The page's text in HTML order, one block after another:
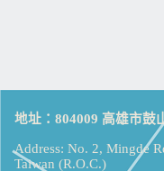
地址：804009 高雄市鼓
Address: No. 2, Mingde
Taiwan (R.O.C.)